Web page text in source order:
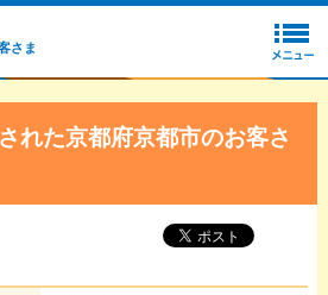
さま
れた京都府京都市のお客さ